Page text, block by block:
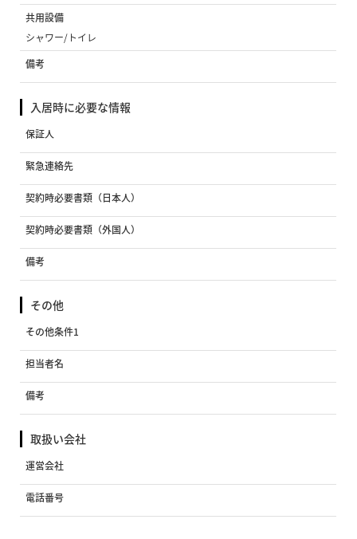
共用設備
シャワー/トイレ
備考
入居時に必要な情報
保証人
緊急連絡先
契約時必要書類（日本人）
契約時必要書類（外国人）
備考
その他
その他条件1
担当者名
備考
取扱い会社
運営会社
電話番号